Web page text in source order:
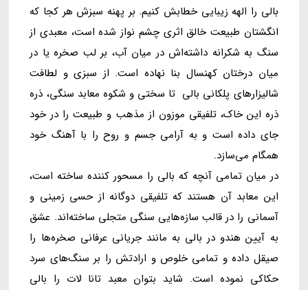
بالی را الهه زیبایی خطابش کنیم. بر پهنه سبزش هر کجا که
انگشتان طبیعت خالق اثری چشم نواز شده است، معبدی از
سنگ به شکرانه داشته‌اش در میان آب، بر لب صخره یا در
میان درختان کهنسال بنا نهاده است. از سبزی و لطافت
شالیزارهای پلکانی بالی تا سختی و شکوه معابد سنگی، ذره
ذره این خاک، تلفیقی موزون از مذهب و طبیعت را در خود
جای داده است و به آرامی جسم و روح را با آهنگ خود
همگام می‌سازد.
در میان تمامی آنچه که بالی را مسحور کننده ساخته است،
این معابد آن هستند که تلفیقی دوگانه از حسی زمینی و
آسمانی را در قالب سازه‌هایی سنگی متجلی ساخته‌اند. عشق
به آیین هندو در بالی به مانند جریانی عرفانی صخره‌ها را
صیقل داده و تمامی خلوص و ارادتش را بر سنگ‌های سرد
حکاکی نموده است. شاید بتوان معبد تانا لات را بالی